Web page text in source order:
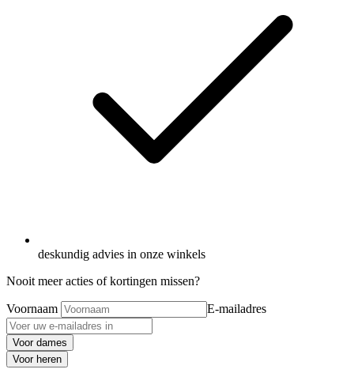
deskundig advies in onze winkels
Nooit meer acties of kortingen missen?
Voornaam E-mailadres
Voor dames
Voor heren